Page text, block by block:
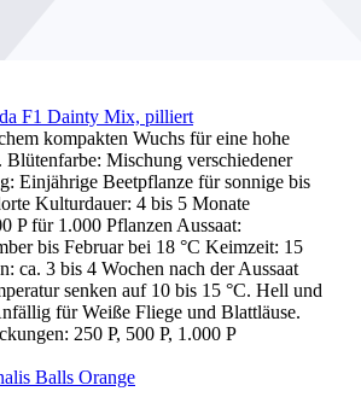
F1 Dainty Mix, pilliert
kompakten Wuchs für eine hohe
Mischung verschiedener
Einjährige Beetpflanze für sonnige bis
Kulturdauer: 4 bis 5 Monate
P für 1.000 Pflanzen Aussaat:
bis Februar bei 18 °C Keimzeit: 15
ca. 3 bis 4 Wochen nach der Aussaat
senken auf 10 bis 15 °C. Hell und
für Weiße Fliege und Blattläuse.
250 P, 500 P, 1.000 P